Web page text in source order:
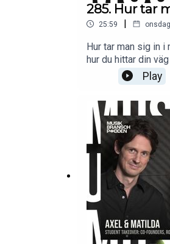
285. Hur tar
25:59 |
Hur tar man sig in
hur du hittar din
faktiskt vill arbeta
viktigare än att
Play